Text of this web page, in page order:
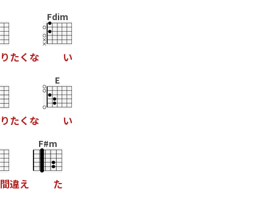
りたく な
Fdim
い
りたく な
E
い
間違え
F#m
た